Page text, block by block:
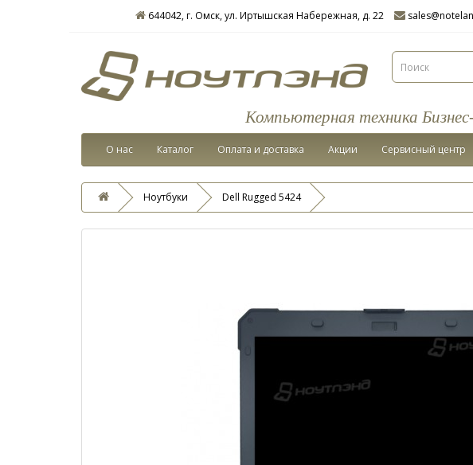
644042, г. Омск, ул. Иртышская Набережная, д. 22
Компьютерная техника
О нас Каталог Оплата и доставка Акции Сервисный центр
Ноутбуки Dell Rugged 5424